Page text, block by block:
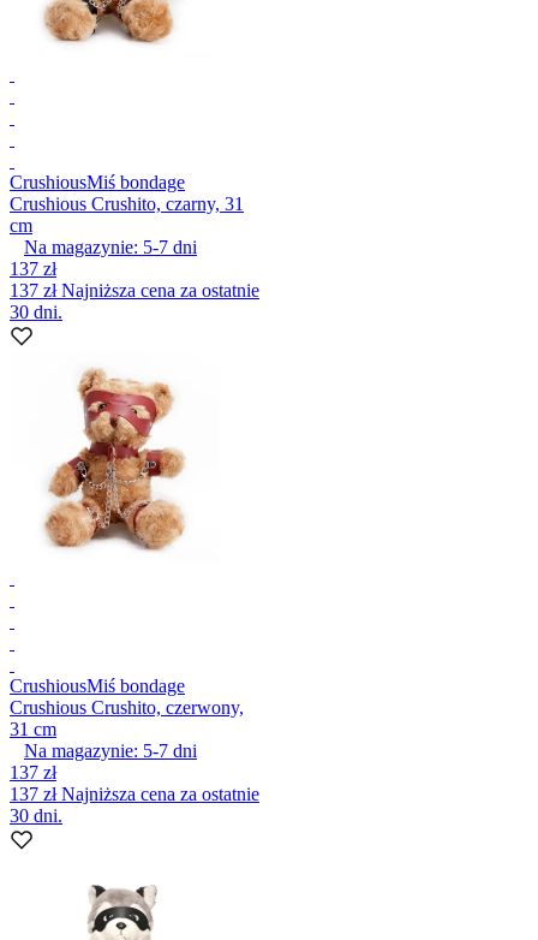
CrushiousMiś bondage
Crushious Crushito, czarny, 31
cm
Na magazynie: 5-7 dni
137 zł
137 złNajniższa cena za ostatnie
30 dni.
CrushiousMiś bondage
Crushious Crushito, czerwony,
31 cm
Na magazynie: 5-7 dni
137 zł
137 złNajniższa cena za ostatnie
30 dni.